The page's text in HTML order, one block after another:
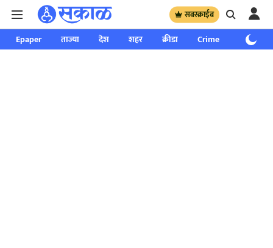
सबस्क्राईब
Epaper ताज्या देश शहर क्रीडा Crime साप्ताहिक